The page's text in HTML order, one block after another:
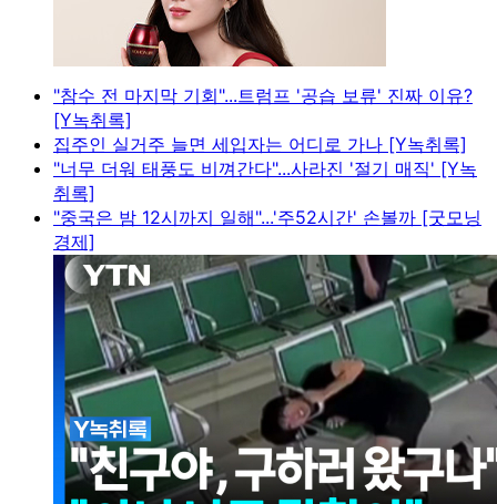
"참수 전 마지막 기회"...트럼프 '공습 보류' 진짜 이유?
[Y녹취록]
집주인 실거주 늘면 세입자는 어디로 가나 [Y녹취록]
"너무 더워 태풍도 비껴간다"...사라진 '절기 매직' [Y녹
취록]
"중국은 밤 12시까지 일해"...'주52시간' 손볼까 [굿모닝
경제]